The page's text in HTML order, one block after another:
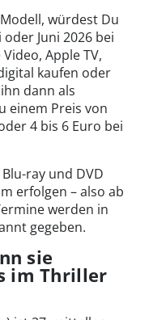
würdest Du
Juni 2026 bei
Apple TV,
kaufen oder
dann als
einem Preis von
4 bis 6 Euro bei
ray und DVD
erfolgen – also ab
werden in
gegeben.
sie
im Thriller